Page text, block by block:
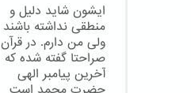
ایشون شاید دلیل و
منطقی نداشته باشند
ولی من دارم. در قرآن
صراحتا گفته شده که
آخرین پیامبر الهی